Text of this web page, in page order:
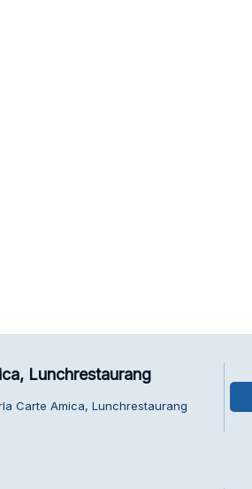
Lunchrestaurang
Carte Amica, Lunchrestaurang